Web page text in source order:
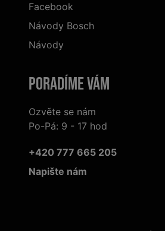
Facebook
Návody Bosch
Návody
Poradíme Vám
Ozvěte se nám
Po-Pá: 9 - 17 hod
+420 777 665 205
Napište nám